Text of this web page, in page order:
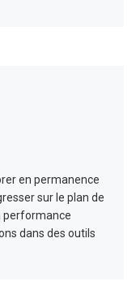
en permanence
sur le plan de
performance
dans des outils